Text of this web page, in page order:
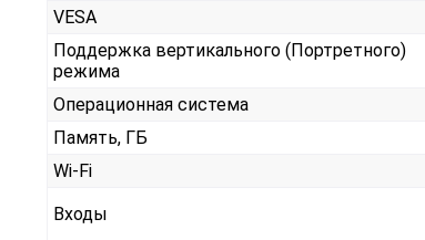
VESA
Поддержка вертикального (Портретного)
режима
Операционная система
Память, ГБ
Wi-Fi
Входы